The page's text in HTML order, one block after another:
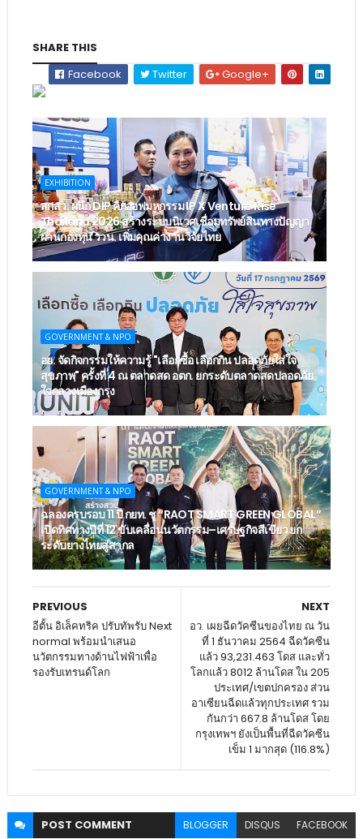
SHARE THIS
Facebook
Twitter Google+
EXHIBITION
สกสว. ผนึก DIP คิกออฟมหกรรม IP X Venture Rise
Thailand 2026 สร้างระบบนิเวศเชื่อมทรัพย์สินทางปัญญา
ผ่านกองทุน ววน. เพิ่มคุณค่างานวิจัยไทย
GOVERNMENT & NPO
อย. จัดกิจกรรมให้ความรู้ "เลือกซื้อ เลือกกิน ปลอดภัยใส่ใจ
สุขภาพ" ครั้งที่ 4 ณ ตลาดสด อตก. ยกระดับตลาดสดปลอดภัย
ใจกลางเมืองกรุง
GOVERNMENT & NPO
ฉลองครบรอบ 11 ปี กยท. ชู “RAOT SMART GREEN GLOBAL”
เปิดทิศทางปีที่ 12 ขับเคลื่อนนวัตกรรม–เศรษฐกิจสีเขียว ยก
ระดับยางไทยสู่สากล
NEXT
อว. เผยฉีดวัคซีนของไทย ณ วัน
ที่ 1 ธันวาคม 2564 ฉีดวัคซีน
แล้ว 93,231.463 โดส และทั่ว
โลกแล้ว 8012 ล้านโดส ใน 205
ประเทศ/เขตปกครอง ส่วน
อาเซียนฉีดแล้วทุกประเทศ รวม
กันกว่า 667.8 ล้านโดส โดย
กรุงเทพฯ ยังเป็นพื้นที่ฉีดวัคซีน
เข็ม 1 มากสุด (116.8%)
PREVIOUS
อีตั้น อิเล็คทริค ปรับทัพรับ Next
normal พร้อมนำเสนอ
นวัตกรรมทางด้านไฟฟ้าเพื่อ
รองรับเทรนด์โลก
POST COMMENT BLOGGER DISQUS FACEBOOK